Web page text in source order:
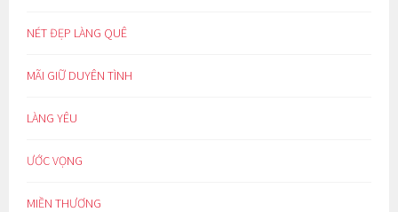
NÉT ĐẸP LÀNG QUÊ
MÃI GIỮ DUYÊN TÌNH
LÀNG YÊU
ƯỚC VỌNG
MIỀN THƯƠNG